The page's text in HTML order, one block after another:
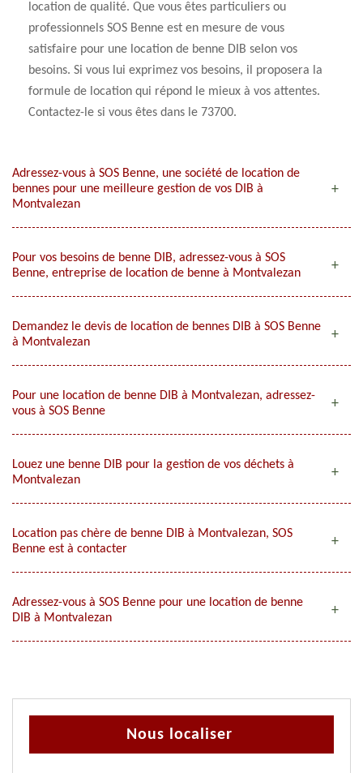
location de qualité. Que vous êtes particuliers ou
professionnels SOS Benne est en mesure de vous
satisfaire pour une location de benne DIB selon vos
besoins. Si vous lui exprimez vos besoins, il proposera la
formule de location qui répond le mieux à vos attentes.
Contactez-le si vous êtes dans le 73700.
Adressez-vous à SOS Benne, une société de location de
bennes pour une meilleure gestion de vos DIB à
Montvalezan
Pour vos besoins de benne DIB, adressez-vous à SOS
Benne, entreprise de location de benne à Montvalezan
Demandez le devis de location de bennes DIB à SOS Benne
à Montvalezan
Pour une location de benne DIB à Montvalezan, adressez-
vous à SOS Benne
Louez une benne DIB pour la gestion de vos déchets à
Montvalezan
Location pas chère de benne DIB à Montvalezan, SOS
Benne est à contacter
Adressez-vous à SOS Benne pour une location de benne
DIB à Montvalezan
Nous localiser